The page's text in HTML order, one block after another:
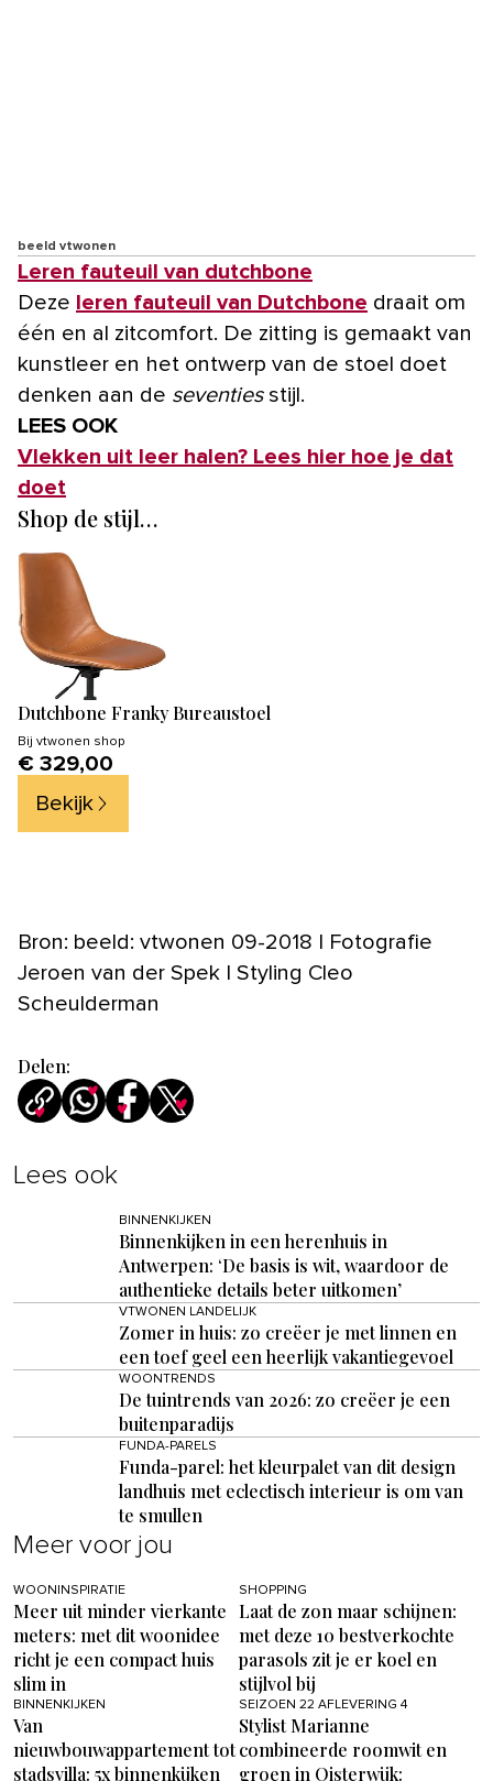
beeld vtwonen
Leren fauteuil van dutchbone
Deze leren fauteuil van Dutchbone draait om
één en al zitcomfort. De zitting is gemaakt van
kunstleer en het ontwerp van de stoel doet
denken aan de seventies stijl.
LEES OOK
Vlekken uit leer halen? Lees hier hoe je dat
doet
Shop de stijl…
Dutchbone Franky Bureaustoel
Bij vtwonen shop
€ 329,00
Bekijk
Bron: beeld: vtwonen 09-2018 | Fotografie
Jeroen van der Spek | Styling Cleo
Scheulderman
Delen:
Lees ook
BINNENKIJKEN
Binnenkijken in een herenhuis in
Antwerpen: ‘De basis is wit, waardoor de
authentieke details beter uitkomen’
VTWONEN LANDELIJK
Zomer in huis: zo creëer je met linnen en
een toef geel een heerlijk vakantiegevoel
WOONTRENDS
De tuintrends van 2026: zo creëer je een
buitenparadijs
FUNDA-PARELS
Funda-parel: het kleurpalet van dit design
landhuis met eclectisch interieur is om van
te smullen
Meer voor jou
WOONINSPIRATIE
Meer uit minder vierkante
meters: met dit woonidee
richt je een compact huis
slim in
SHOPPING
Laat de zon maar schijnen:
met deze 10 bestverkochte
parasols zit je er koel en
stijlvol bij
BINNENKIJKEN
Van
nieuwbouwappartement tot
stadsvilla: 5x binnenkijken
SEIZOEN 22 AFLEVERING 4
Stylist Marianne
combineerde roomwit en
groen in Oisterwijk: